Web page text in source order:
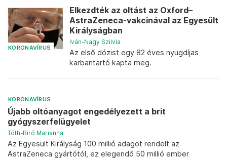
KORONAVÍRUS
Elkezdték az oltást az Oxford–
AstraZeneca-vakcinával az Egyesült
Királyságban
Iván-Nagy Szilvia
Az első dózist egy 82 éves nyugdíjas
karbantartó kapta meg.
KORONAVÍRUS
Újabb oltóanyagot engedélyezett a brit
gyógyszerfelügyelet
Tóth-Biró Marianna
Az Egyesült Királyság 100 millió adagot rendelt az
AstraZeneca gyártótól, ez elegendő 50 millió ember